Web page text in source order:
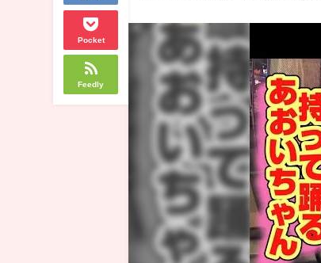
Pocket
Feedly